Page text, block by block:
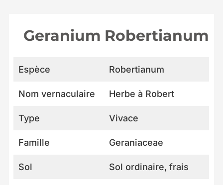
Geranium Robertianum
Espèce Robertianum
Nom vernaculaire Herbe à Robert
Type Vivace
Famille Geraniaceae
Sol Sol ordinaire, frais